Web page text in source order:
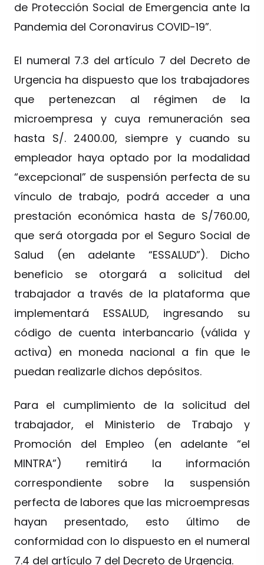
de Protección Social de Emergencia ante la
Pandemia del Coronavirus COVID-19”.
El numeral 7.3 del artículo 7 del Decreto de
Urgencia ha dispuesto que los trabajadores
que pertenezcan al régimen de la
microempresa y cuya remuneración sea
hasta S/. 2400.00, siempre y cuando su
empleador haya optado por la modalidad
“excepcional” de suspensión perfecta de su
vínculo de trabajo, podrá acceder a una
prestación económica hasta de S/760.00,
que será otorgada por el Seguro Social de
Salud (en adelante “ESSALUD”). Dicho
beneficio se otorgará a solicitud del
trabajador a través de la plataforma que
implementará ESSALUD, ingresando su
código de cuenta interbancario (válida y
activa) en moneda nacional a fin que le
puedan realizarle dichos depósitos.
Para el cumplimiento de la solicitud del
trabajador, el Ministerio de Trabajo y
Promoción del Empleo (en adelante “el
MINTRA”) remitirá la información
correspondiente sobre la suspensión
perfecta de labores que las microempresas
hayan presentado, esto último de
conformidad con lo dispuesto en el numeral
7.4 del artículo 7 del Decreto de Urgencia.